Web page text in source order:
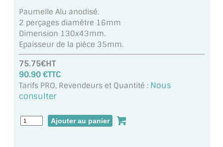
MIROIR VIEILLI
MIROIR DÉCORATIF DE COULEUR
LOTS DE MIROIRS EN MOZAÏQUE
MIROIR POUR PORTE
Paumelle Alu anodisé.
2 perçages diamètre 16mm
Dimension 130x43mm.
Epaisseur de la pièce 35mm.
75.75€HT
90.90 €TTC
Tarifs PRO, Revendeurs et Quantité : Nous
consulter